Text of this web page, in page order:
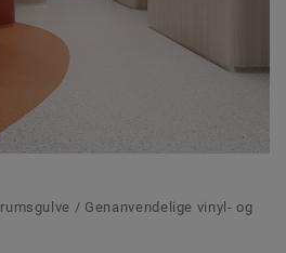
/ Genanvendelige vinyl- og